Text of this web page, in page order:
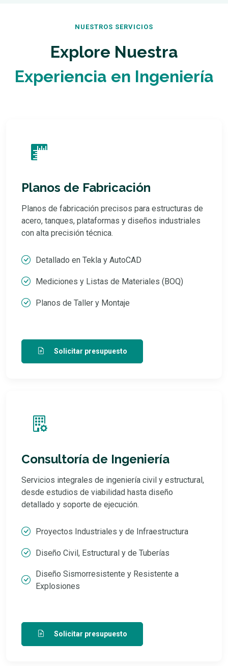
NUESTROS SERVICIOS
Explore Nuestra
Experiencia en Ingeniería
Planos de Fabricación
Planos de fabricación precisos para estructuras de
acero, tanques, plataformas y diseños industriales
con alta precisión técnica.
Detallado en Tekla y AutoCAD
Mediciones y Listas de Materiales (BOQ)
Planos de Taller y Montaje
Solicitar presupuesto
Consultoría de Ingeniería
Servicios integrales de ingeniería civil y estructural,
desde estudios de viabilidad hasta diseño
detallado y soporte de ejecución.
Proyectos Industriales y de Infraestructura
Diseño Civil, Estructural y de Tuberías
Diseño Sismorresistente y Resistente a
Explosiones
Solicitar presupuesto